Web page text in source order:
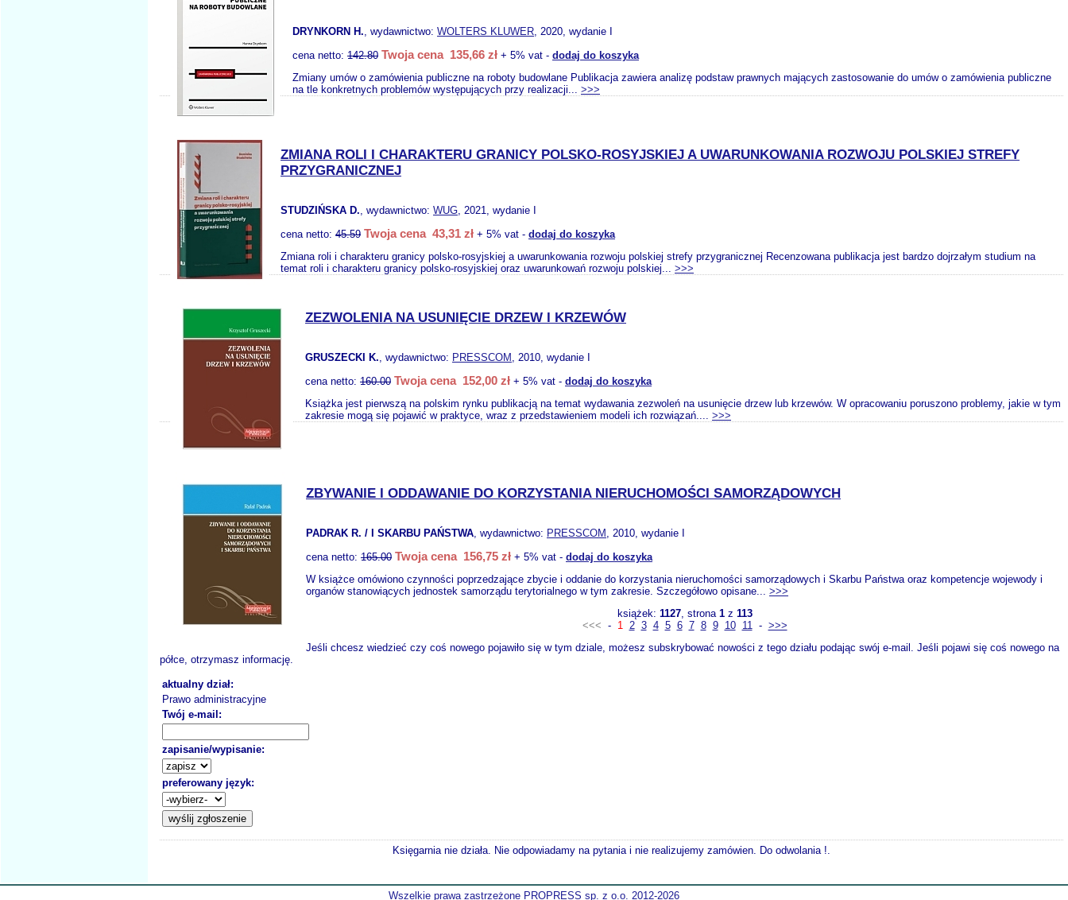
DRYNKORN H., wydawnictwo: WOLTERS KLUWER, 2020, wydanie I
cena netto: 142.80 Twoja cena 135,66 zł + 5% vat - dodaj do koszyka
Zmiany umów o zamówienia publiczne na roboty budowlane Publikacja zawiera analizę podstaw prawnych mających zastosowanie do umów o zamówienia publiczne
na tle konkretnych problemów występujących przy realizacji... >>>
ZMIANA ROLI I CHARAKTERU GRANICY POLSKO-ROSYJSKIEJ A UWARUNKOWANIA ROZWOJU POLSKIEJ STREFY
PRZYGRANICZNEJ
STUDZIŃSKA D., wydawnictwo: WUG, 2021, wydanie I
cena netto: 45.59 Twoja cena 43,31 zł + 5% vat - dodaj do koszyka
Zmiana roli i charakteru granicy polsko-rosyjskiej a uwarunkowania rozwoju polskiej strefy przygranicznej Recenzowana publikacja jest bardzo dojrzałym studium na
temat roli i charakteru granicy polsko-rosyjskiej oraz uwarunkowań rozwoju polskiej... >>>
ZEZWOLENIA NA USUNIĘCIE DRZEW I KRZEWÓW
GRUSZECKI K., wydawnictwo: PRESSCOM , 2010, wydanie I
cena netto: 160.00 Twoja cena 152,00 zł + 5% vat - dodaj do koszyka
Książka jest pierwszą na polskim rynku publikacją na temat wydawania zezwoleń na usunięcie drzew lub krzewów. W opracowaniu poruszono problemy, jakie w tym
zakresie mogą się pojawić w praktyce, wraz z przedstawieniem modeli ich rozwiązań.... >>>
ZBYWANIE I ODDAWANIE DO KORZYSTANIA NIERUCHOMOŚCI SAMORZĄDOWYCH
PADRAK R. / I SKARBU PAŃSTWA, wydawnictwo: PRESSCOM , 2010, wydanie I
cena netto: 165.00 Twoja cena 156,75 zł + 5% vat - dodaj do koszyka
W książce omówiono czynności poprzedzające zbycie i oddanie do korzystania nieruchomości samorządowych i Skarbu Państwa oraz kompetencje wojewody i
organów stanowiących jednostek samorządu terytorialnego w tym zakresie. Szczegółowo opisane... >>>
książek: 1127, strona 1z 113
<<< - 1 2 3 4 5 6 7 8 9 10 11- >>>
Jeśli chcesz wiedzieć czy coś nowego pojawiło się w tym dziale, możesz subskrybować nowości z tego działu podając swój e-mail. Jeśli pojawi się coś nowego na
półce, otrzymasz informację.
aktualny dział:
Prawo administracyjne
Twój e-mail:
zapisanie/wypisanie:
preferowany język:
Księgarnia nie działa. Nie odpowiadamy na pytania i nie realizujemy zamówien. Do odwolania !.
Wszelkie prawa zastrzeżone PROPRESS sp. z o.o. 2012-2026